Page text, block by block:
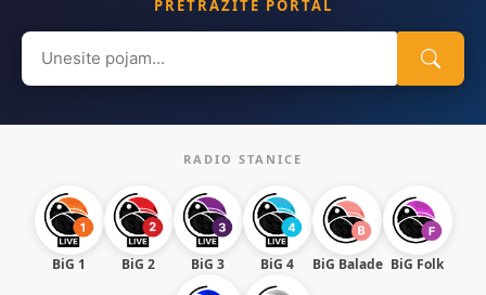
PRETRAŽITE PORTAL
Search
for:
RADIO STANICE
BiG 1 BiG 2 BiG 3 BiG 4 BiG Balade BiG Folk